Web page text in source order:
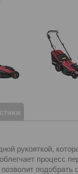
рукояткой,
процесс
подобрать